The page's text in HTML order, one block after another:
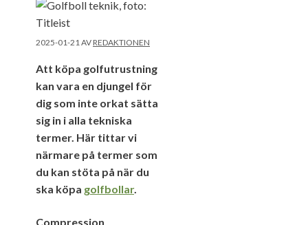
2025-01-21AVREDAKTIONEN
Att köpa golfutrustning
kan vara en djungel för
dig som inte orkat sätta
sig in i alla tekniska
termer. Här tittar vi
närmare på termer som
du kan stöta på när du
ska köpa golfbollar.
Compression